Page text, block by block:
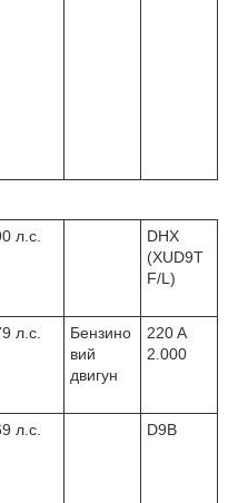
л.с.
DHX
(XUD9T
F/L)
л.с.
Бензино
вий
двигун
220 A
2.000
л.с. D9B